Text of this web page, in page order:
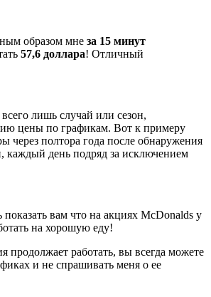
образом мне за 15 минут
57,6 доллара! Отличный
лишь случай или сезон,
цены по графикам. Вот к примеру
через полтора года после обнаружения
каждый день подряд за исключением
вам что на акциях McDonalds у
на хорошую еду!
продолжает работать, вы всегда можете
и не спрашивать меня о ее